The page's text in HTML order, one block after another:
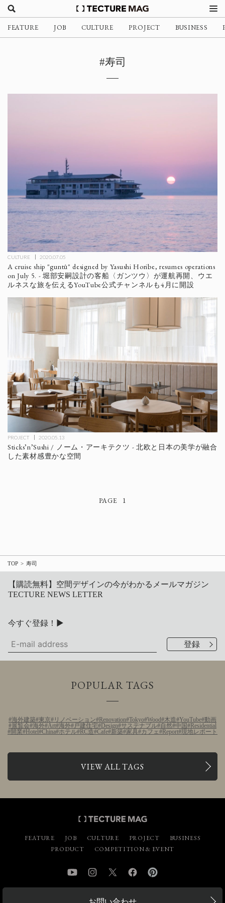
FEATURE JOB CULTURE PROJECT BUSINESS
#寿司
CULTURE 2020.07.05
A cruise ship "guntû" designed by Yasushi Horibe, resumes operations
on July 5. - 堀部安嗣設計の客船〈ガンツウ〉が運航再開、ウエ
ルネスな旅を伝えるYouTube公式チャンネルも4月に開設
PROJECT 2020.05.13
Sticks’n’Sushi / ノーム・アーキテクツ - 北欧と日本の美学が融合
した素材感豊かな空間
1
TOP 寿司
【購読無料】空間デザインの今がわかるメールマガジン
TECTURE NEWS LETTER
今すぐ登録！▶
POPULAR TAGS
海外建築 東京 リノベーション Renovation Tokyo Wood 木造 YouTube 動画
展覧会 海外 Art 海外 戸建住宅 Design サステナブル 自然 中国
Residential
開業
Hotel China ホテル RC造 Cafe 新築 家具 カフェ Report 現地レポート
VIEW ALL TAGS
FEATURE JOB CULTURE PROJECT
BUSINESS
PRODUCT
COMPETITION & EVENT
YouTube InstagramTwitter Facebook